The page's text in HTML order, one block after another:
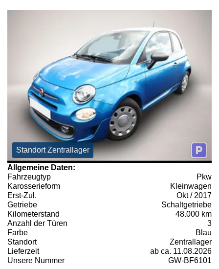
Standort Zentrallager
Allgemeine Daten:
Fahrzeugtyp
Pkw
Karosserieform
Kleinwagen
Erst-Zul.
Okt / 2017
Getriebe
Schaltgetriebe
Kilometerstand
48.000 km
Anzahl der Türen
3
Farbe
Blau
Standort
Zentrallager
Lieferzeit
ab ca. 11.08.2026
Unsere Nummer
GW-BF6101